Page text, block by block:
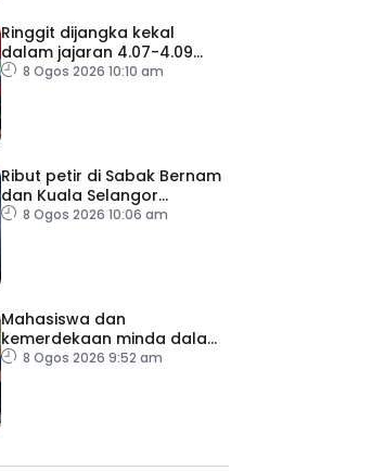
Ringgit dijangka kekal
dalam jajaran 4.07-4.09
berbanding dolar AS
8 Ogos 2026 10:10 am
Ribut petir di Sabak Bernam
dan Kuala Selangor
sehingga 12 tengah hari
8 Ogos 2026 10:06 am
Mahasiswa dan
kemerdekaan minda dalam
menghadapi ledakan AI
8 Ogos 2026 9:52 am